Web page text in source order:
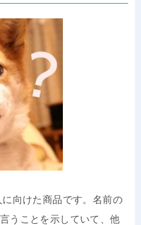
向けた商品です。名前の
うことを示していて、他